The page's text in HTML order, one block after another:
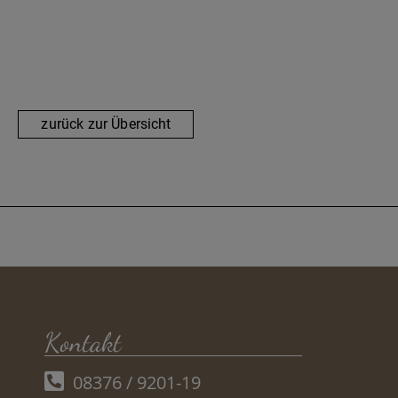
zurück zur Übersicht
Kontakt
08376 / 9201-19